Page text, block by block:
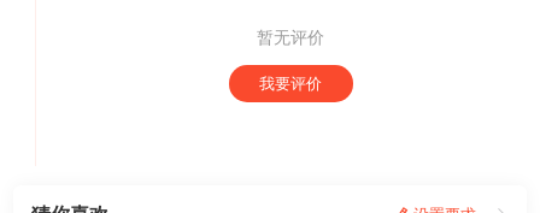
暂无评价
我要评价